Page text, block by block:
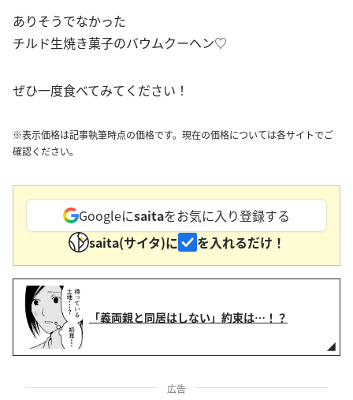
ありそうでなかった
チルド生焼き菓子のバウムクーヘン♡
ぜひ一度食べてみてください！
※表示価格は記事執筆時点の価格です。現在の価格については各サイトでご
確認ください。
Googleにsaitaをお気に入り登録する
saita(サイタ)に
を入れるだけ！
「義両親と同居はしない」約束は…！？
広告